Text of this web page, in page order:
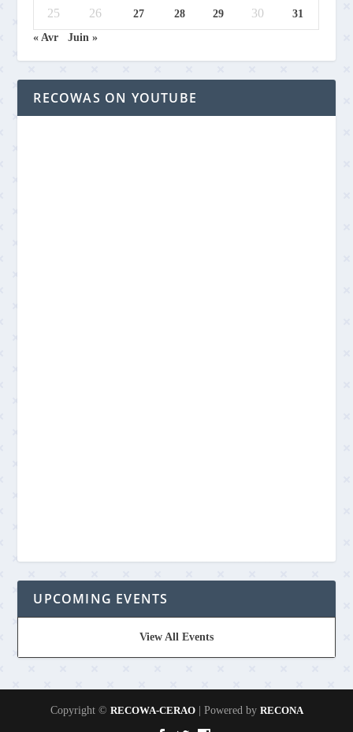
25 26 27 28 29 30
31
« Avr
Juin »
RECOWAS ON YOUTUBE
UPCOMING EVENTS
View All Events
Copyright © RECOWA-CERAO| Powered by RECONA